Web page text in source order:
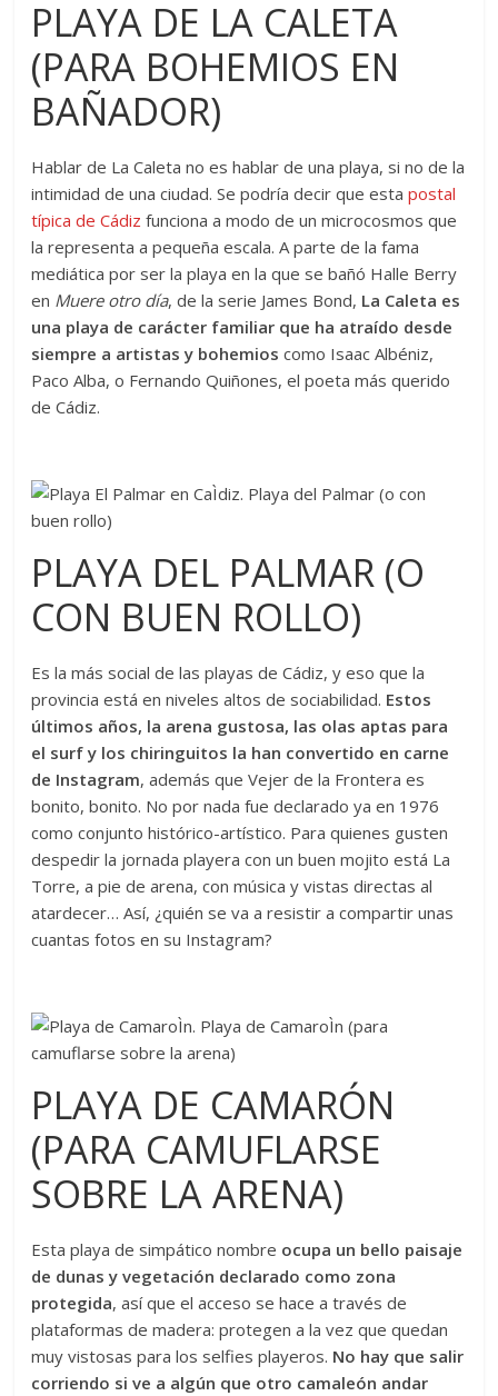
PLAYA DE LA CALETA
(PARA BOHEMIOS EN
BAÑADOR)
Hablar de La Caleta no es hablar de una playa, si no de la
intimidad de una ciudad. Se podría decir que estapostal
típica de Cádiz funciona a modo de un microcosmos que
la representa a pequeña escala. A parte de la fama
mediática por ser la playa en la que se bañó Halle Berry
en Muere otro día, de la serie James Bond, La Caleta es
una playa de carácter familiar que ha atraído desde
siempre a artistas y bohemios como Isaac Albéniz,
Paco Alba, o Fernando Quiñones, el poeta más querido
de Cádiz.
PLAYA DEL PALMAR (O
CON BUEN ROLLO)
Es la más social de las playas de Cádiz, y eso que la
provincia está en niveles altos de sociabilidad. Estos
últimos años, la arena gustosa, las olas aptas para
el surf y los chiringuitos la han convertido en carne
de Instagram, además que Vejer de la Frontera es
bonito, bonito. No por nada fue declarado ya en 1976
como conjunto histórico-artístico. Para quienes gusten
despedir la jornada playera con un buen mojito está La
Torre, a pie de arena, con música y vistas directas al
atardecer… Así, ¿quién se va a resistir a compartir unas
cuantas fotos en su Instagram?
PLAYA DE CAMARÓN
(PARA CAMUFLARSE
SOBRE LA ARENA)
Esta playa de simpático nombre ocupa un bello paisaje
de dunas y vegetación declarado como zona
protegida, así que el acceso se hace a través de
plataformas de madera: protegen a la vez que quedan
muy vistosas para los selfies playeros. No hay que salir
corriendo si ve a algún que otro camaleón andar